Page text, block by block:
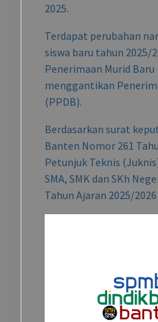
2025.
Terdapat perubahan
siswa baru tahun 2025/
Penerimaan Murid Baru
menggantikan
(PPDB).
Berdasarkan surat
Banten Nomor 261
Petunjuk Teknis
SMA, SMK dan SKh
Tahun Ajaran 2025/